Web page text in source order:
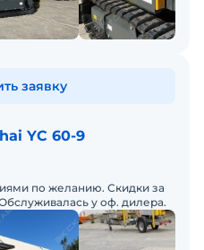
YC 60-9
по желанию. Скидки за
у оф. дилера.
заявку